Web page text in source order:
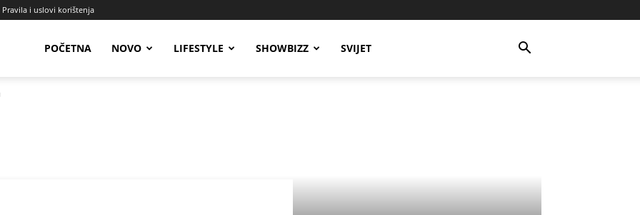
Pravila i uslovi korištenja
POČETNA NOVO LIFESTYLE SHOWBIZZ SVIJET